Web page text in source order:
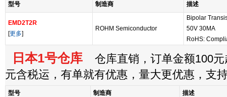
型号 制造商 描述
EMD2T2R
[更多]
ROHM Semiconductor
Bipolar
50V 30MA
RoHS:
日本1号仓库 仓库直销，订单金额100元
元含税运，有单就有优惠，量大更优惠，支
型号 制造商 描述